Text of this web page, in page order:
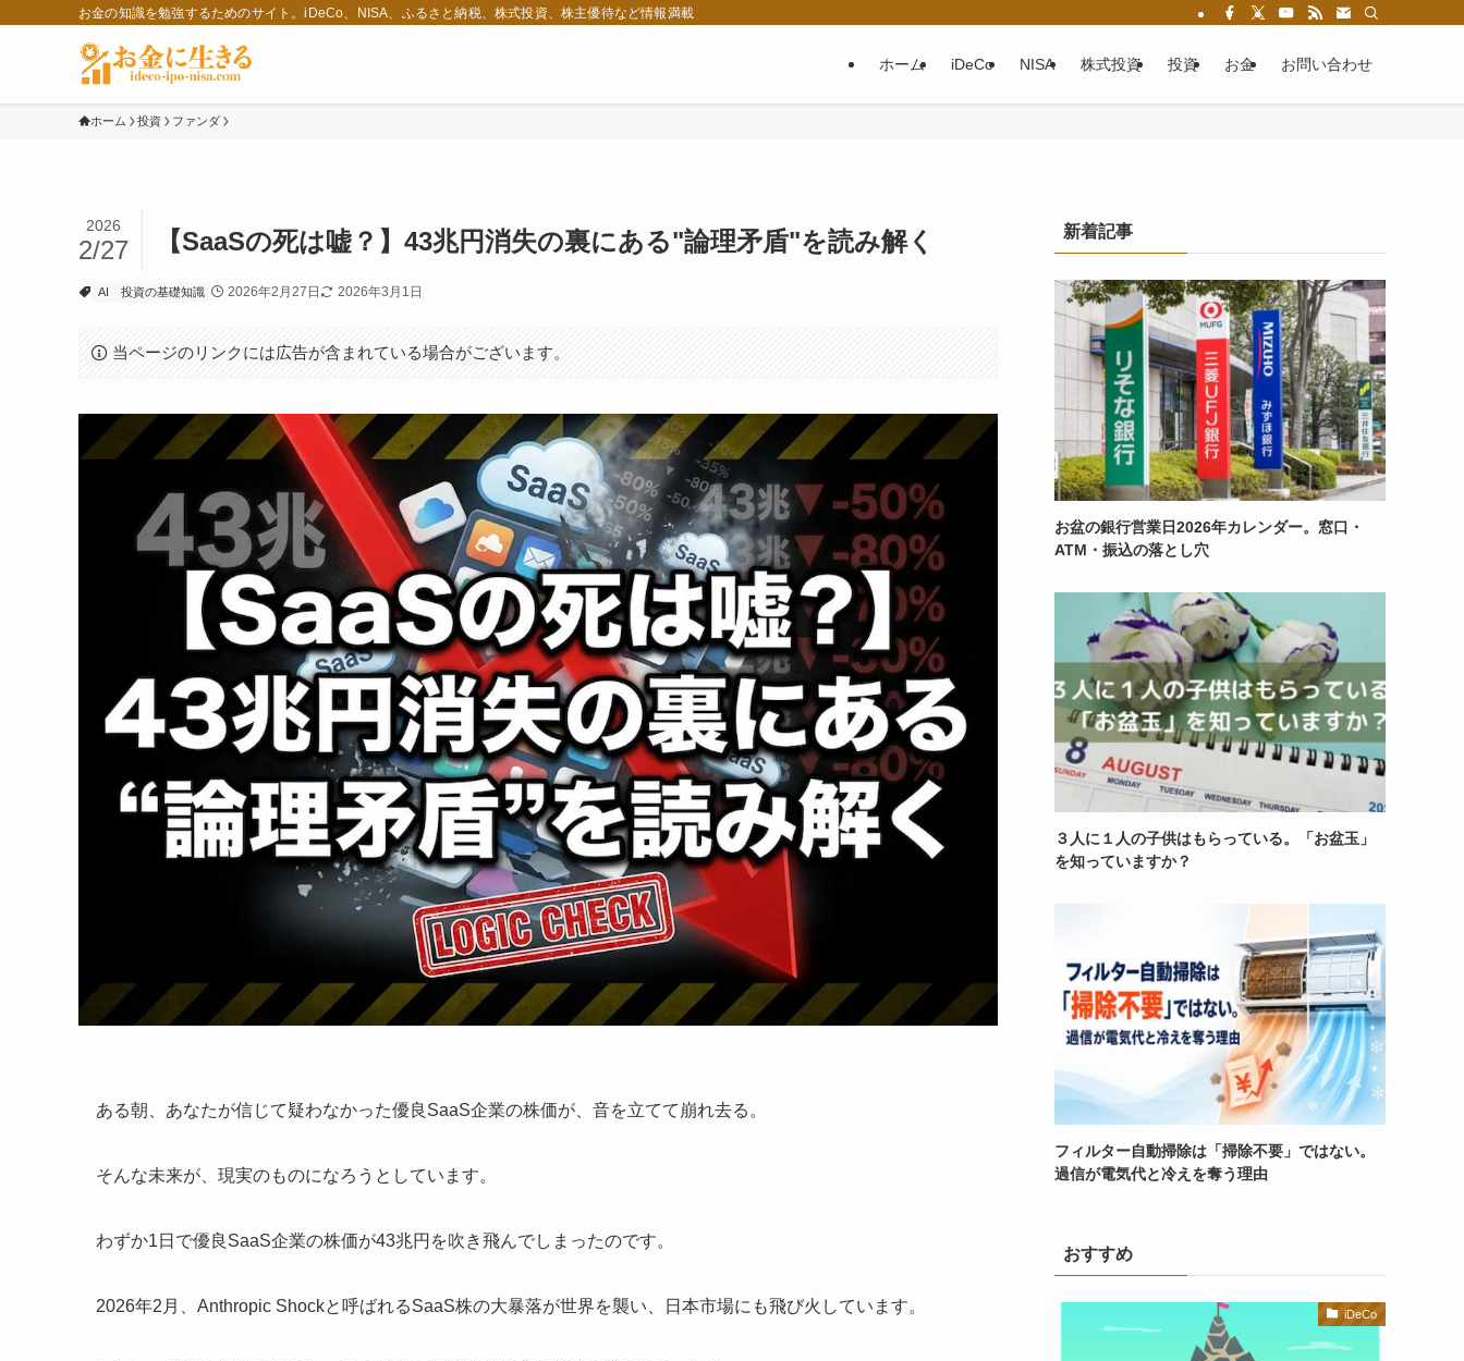
お金の知識を勉強するためのサイト。iDeCo、NISA、ふるさと納税、株式投資、株主優待など情報満載
ホーム iDeCo NISA 株式投資 投資 お金 お問い合わせ
ホーム 投資 ファンダ
【SaaSの死は嘘？】43兆円消失の裏にある"論理矛盾"を読み解く
2026
2/27
AI 投資の基礎知識 2026年2月27日 2026年3月1日
当ページのリンクには広告が含まれている場合がございます。
ある朝、あなたが信じて疑わなかった優良SaaS企業の株価が、音を立てて崩れ去る。
そんな未来が、現実のものになろうとしています。
わずか1日で優良SaaS企業の株価が43兆円を吹き飛んでしまったのです。
2026年2月、Anthropic Shockと呼ばれるSaaS株の大暴落が世界を襲い、日本市場にも飛び火しています。
新着記事
お盆の銀行営業日2026年カレンダー。窓口・
ATM・振込の落とし穴
３人に１人の子供はもらっている。「お盆玉」
を知っていますか？
フィルター自動掃除は「掃除不要」ではない。
過信が電気代と冷えを奪う理由
おすすめ
iDeCo